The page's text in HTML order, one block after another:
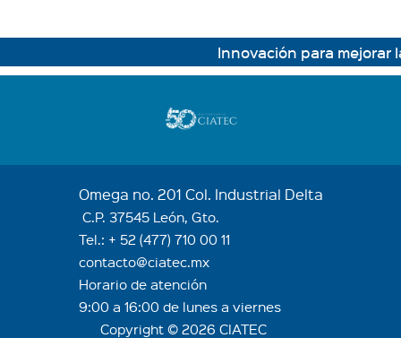
Innovación para mejorar
Omega no. 201 Col. Industrial Delta
C.P. 37545 León, Gto.
Tel.: + 52 (477) 710 00 11
contacto@ciatec.mx
Horario de atención
9:00 a 16:00 de lunes a viernes
Copyright © 2026 CIATEC